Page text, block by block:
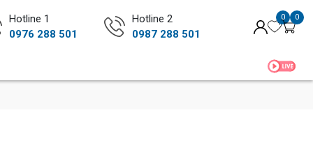
Hotline 1
0976 288 501
Hotline 2
0987 288 501
0 0